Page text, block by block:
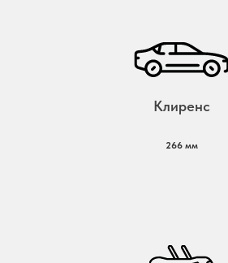
Клиренс
266 мм